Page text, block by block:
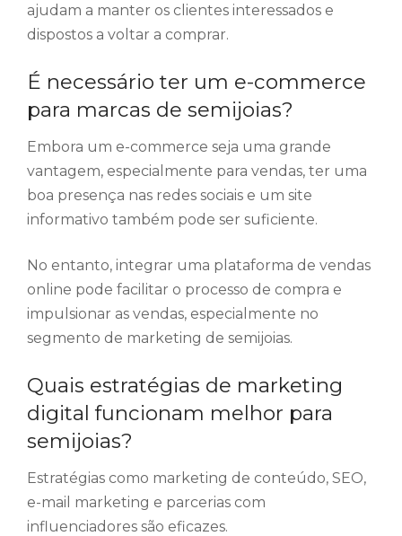
ajudam a manter os clientes interessados e
dispostos a voltar a comprar.
É necessário ter um e-commerce
para marcas de semijoias?
Embora um e-commerce seja uma grande
vantagem, especialmente para vendas, ter uma
boa presença nas redes sociais e um site
informativo também pode ser suficiente.
No entanto, integrar uma plataforma de vendas
online pode facilitar o processo de compra e
impulsionar as vendas, especialmente no
segmento de marketing de semijoias.
Quais estratégias de marketing
digital funcionam melhor para
semijoias?
Estratégias como marketing de conteúdo, SEO,
e-mail marketing e parcerias com
influenciadores são eficazes.